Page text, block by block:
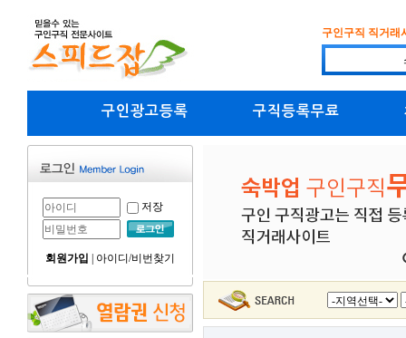
구인구직 직거래
구인광고등록 구직등록무료
저장
회원가입 아이디/비번찾기